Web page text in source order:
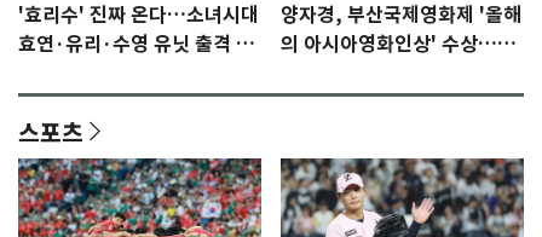
'효리수' 진짜 온다…소녀시대
효연·유리·수영 유닛 출격 [N
양자경, 부산국제영화제 '올해
의 아시아영화인상' 수상…15
스포츠